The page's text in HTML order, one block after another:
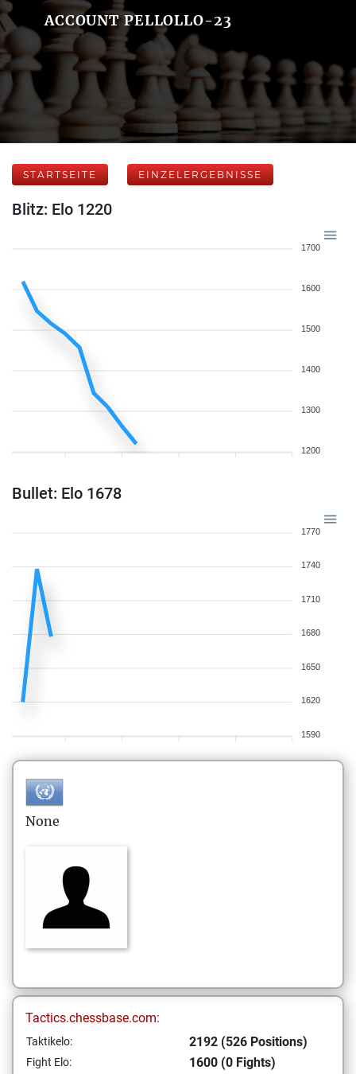
ACCOUNT PELLOLLO-23
STARTSEITE EINZELERGEBNISSE
Blitz: Elo 1220
1700
1600
1500
1400
1300
1200
Bullet: Elo 1678
1770
1740
1710
1680
1650
1620
1590
None
Tactics.chessbase.com:
Taktikelo: 2192 (526 Positions)
Fight Elo: 1600 (0 Fights)